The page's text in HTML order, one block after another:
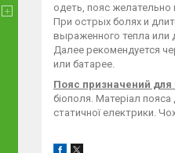
одеть, пояс желательно
При острых болях и
выраженного тепла или
Далее рекомендуется
или батарее.
Пояс призначений для
біополя. Матеріал
статичної електрики.